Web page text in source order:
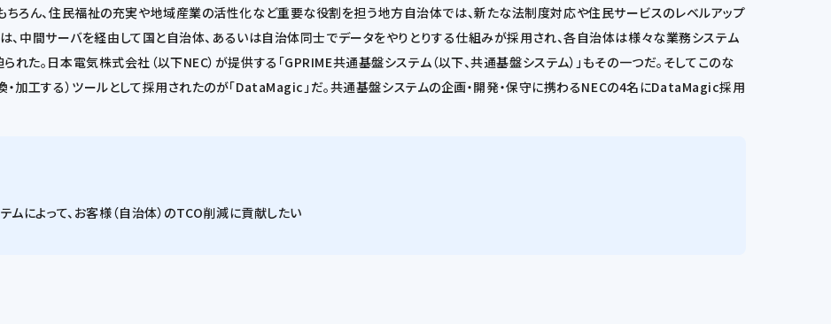
ちろん、住民福祉の充実や地域産業の活性化など重要な役割を担う地方自治体では、新たな法制度対応や住民サービスのレベルアップ
、中間サーバを経由して国と自治体、あるいは自治体同士でデータをやりとりする仕組みが採用され、各自治体は様々な業務システム
た。日本電気株式会社（以下NEC）が提供する「GPRIME共通基盤システム（以下、共通基盤システム）」もその一つだ。そしてこのな
加工する）ツールとして採用されたのが「DataMagic」だ。共通基盤システムの企画・開発・保守に携わるNECの4名にDataMagic採用
ムによって、お客様（自治体）のTCO削減に貢献したい